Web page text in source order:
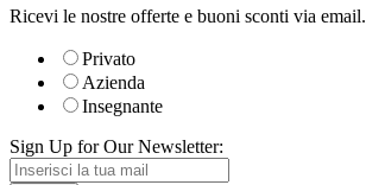
Ricevi le nostre offerte e buoni sconti via email.
Privato
Azienda
Insegnante
Sign Up for Our Newsletter: